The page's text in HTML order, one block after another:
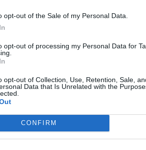
opt-out of the Sale of my Personal Data.
opt-out of processing my Personal Data for
opt-out of Collection, Use, Retention, Sale,
Data that Is Unrelated with the
CONFIRM
σας ακόμη πιο ωραία. Σε ένα
του πλυντηρίου μαζί με τα
σας και ειδικά